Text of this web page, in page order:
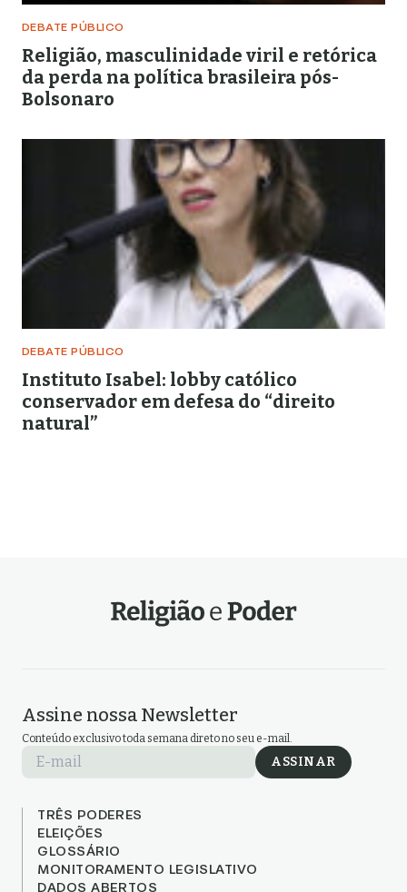
DEBATE PÚBLICO
Religião, masculinidade viril e retórica
da perda na política brasileira pós-
Bolsonaro
DEBATE PÚBLICO
Instituto Isabel: lobby católico
conservador em defesa do “direito
natural”
Assine nossa Newsletter
Conteúdo exclusivo toda semana direto no seu e-mail.
E-mail ASSINAR
TRÊS PODERES
ELEIÇÕES
GLOSSÁRIO
MONITORAMENTO LEGISLATIVO
DADOS ABERTOS